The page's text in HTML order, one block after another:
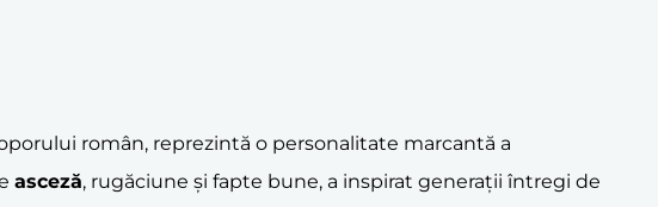
român, reprezintă o personalitate marcantă a
asceză, rugăciune și fapte bune, a inspirat generații întregi de